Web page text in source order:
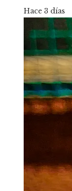
Hace 3 días